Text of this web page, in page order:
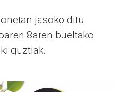
jasoko ditu
8aren bueltako
guztiak.